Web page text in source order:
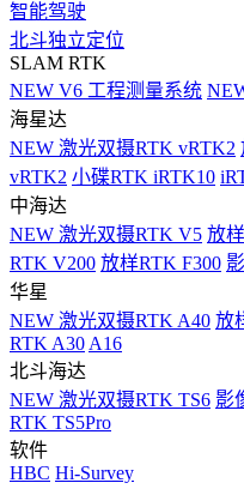
智能驾驶
北斗独立定位
SLAM RTK
NEW V6 工程测量系统
海星达
NEW 激光双摄RTK vRTK2
vRTK2 小碟RTK iRTK10
中海达
NEW 激光双摄RTK V5 放
RTK V200 放样RTK F300
华星
NEW 激光双摄RTK A40 放
RTK A30 A16
北斗海达
NEW 激光双摄RTK TS6 影
RTK TS5Pro
软件
HBC Hi-Survey